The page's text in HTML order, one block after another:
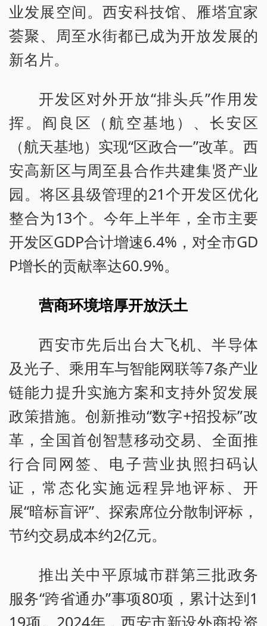
业发展空间。西安科技馆、雁塔宜家
荟聚、周至水街都已成为开放发展的
新名片。
开发区对外开放“排头兵”作用发
挥。阎良区（航空基地）、长安区
（航天基地）实现“区政合一”改革。西
安高新区与周至县合作共建集贤产业
园。将区县级管理的21个开发区优化
整合为13个。今年上半年，全市主要
开发区GDP合计增速6.4%，对全市GD
P增长的贡献率达60.9%。
营商环境培厚开放沃土
西安市先后出台大飞机、半导体
及光子、乘用车与智能网联等7条产业
链能力提升实施方案和支持外贸发展
政策措施。创新推动“数字+招投标”改
革，全国首创智慧移动交易、全面推
行合同网签、电子营业执照扫码认
证，常态化实施远程异地评标、开
展“暗标盲评”、探索席位分散制评标，
节约交易成本约2亿元。
推出关中平原城市群第三批政务
服务“跨省通办”事项80项，累计达到1